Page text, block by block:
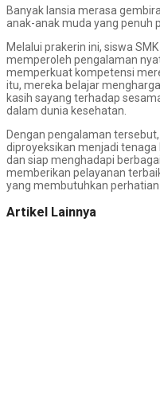
Banyak lansia merasa
anak-anak muda yang penuh
Melalui prakerin ini, siswa
memperoleh pengalaman
memperkuat kompetensi
itu, mereka belajar
kasih sayang terhadap
dalam dunia kesehatan.
Dengan pengalaman
diproyeksikan menjadi
dan siap menghadapi
memberikan pelayanan
yang membutuhkan perhatian
Artikel Lainnya